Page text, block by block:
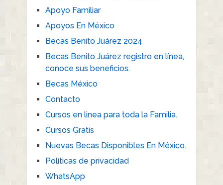
Apoyo Familiar
Apoyos En México
Becas Benito Juárez 2024
Becas Benito Juárez registro en línea,
conoce sus beneficios.
Becas México
Contacto
Cursos en linea para toda la Familia.
Cursos Gratis
Nuevas Becas Disponibles En México.
Políticas de privacidad
WhatsApp